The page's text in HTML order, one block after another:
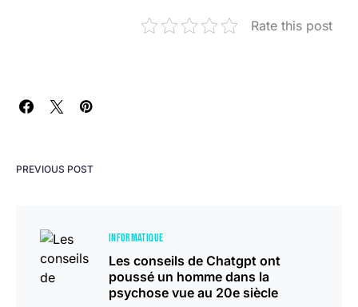
Rate this post
PREVIOUS POST
INFORMATIQUE
Les conseils de Chatgpt ont
poussé un homme dans la
psychose vue au 20e siècle